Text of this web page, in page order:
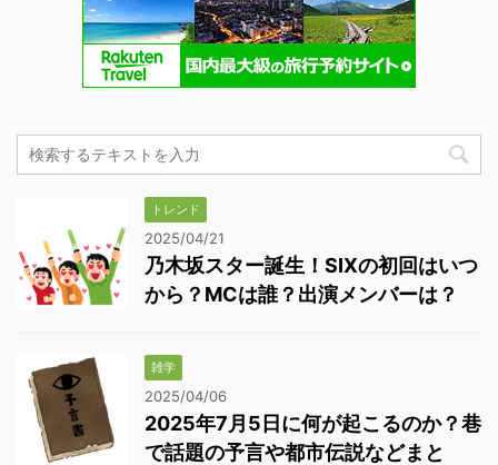
トレンド
2025/04/21
乃木坂スター誕生！SIXの初回はいつ
から？MCは誰？出演メンバーは？
雑学
2025/04/06
2025年7月5日に何が起こるのか？巷
で話題の予言や都市伝説などまと